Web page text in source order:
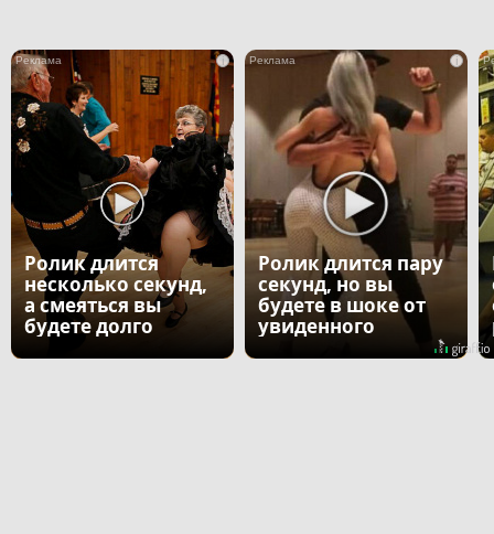
i
Ролик длится
несколько секунд,
а смеяться вы
будете долго
i
Ролик длится пару
секунд, но вы
будете в шоке от
увиденного